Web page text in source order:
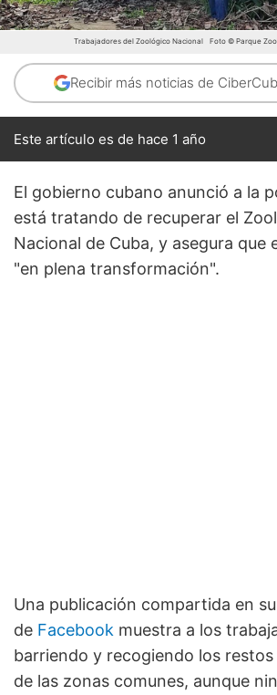
Trabajadores del Zoológico Nacional Foto © Parque
Recibir más noticias de
Este artículo es de hace 1 año
El gobierno cubano anunció a la
está tratando de recuperar el
Nacional de Cuba, y asegura que
"en plena transformación".
Una publicación compartida en
de Facebook muestra a los
barriendo y recogiendo los
de las zonas comunes, aunque